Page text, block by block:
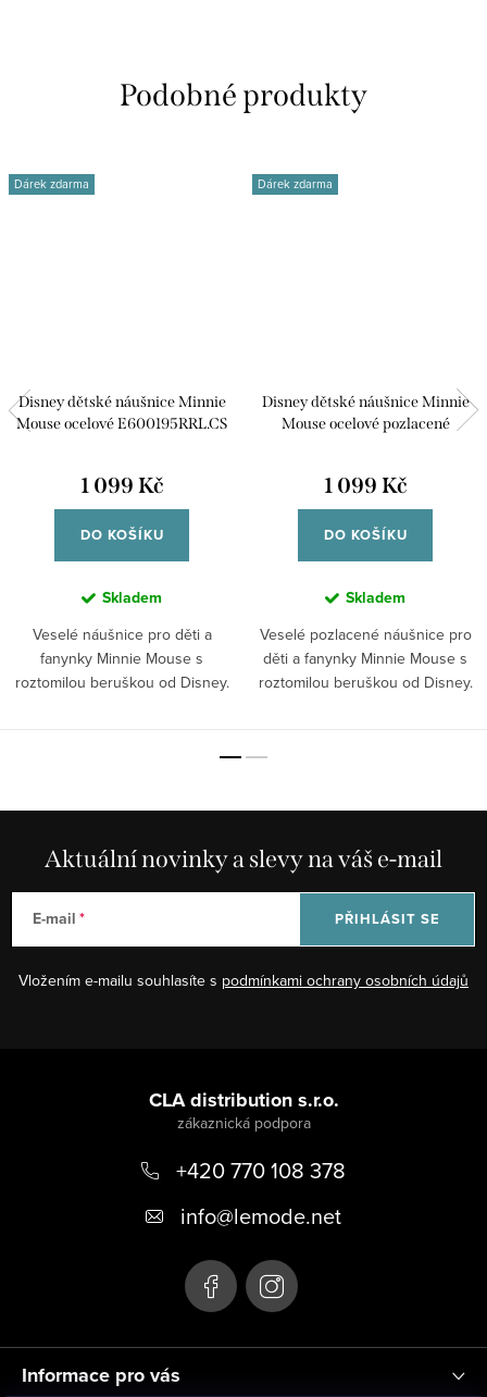
Dárek zdarma
Disney dětské náušnice Minnie
Mouse ocelové E600195RRL.CS
1 099 Kč
DO KOŠÍKU
Skladem
Veselé náušnice pro děti a
fanynky Minnie Mouse s
roztomilou beruškou od Disney.
Dárek zdarma
Disney dětské náušnice Minnie
Mouse ocelové pozlacené
1 099 Kč
DO KOŠÍKU
Skladem
Veselé pozlacené náušnice pro
děti a fanynky Minnie Mouse s
roztomilou beruškou od Disney.
Aktuální novinky a slevy na váš e-mail
E-mail
Vložením e-mailu souhlasíte s podmínkami ochrany osobních údajů
PŘIHLÁSIT SE
Informace pro vás
CLA distribution s.r.o.
+420 770 108 378
info@lemode.net